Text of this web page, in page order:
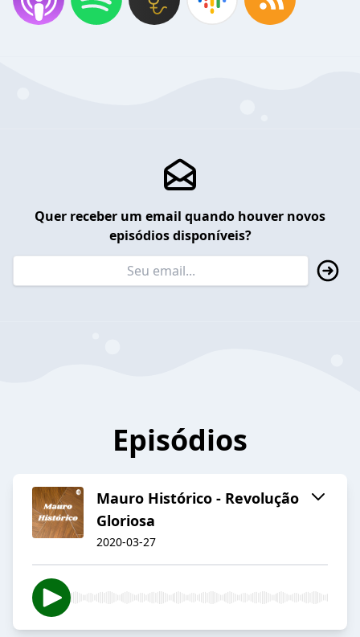
Quer receber um email quando houver novos
episódios disponíveis?
Episódios
Mauro Histórico - Revolução
Gloriosa
2020-03-27